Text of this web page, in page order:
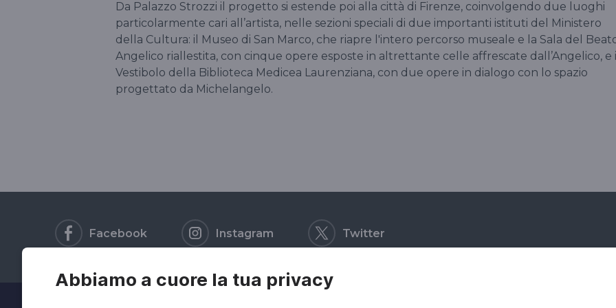
Abbiamo a cuore la tua privacy
Da Palazzo Strozzi il progetto si estende poi alla città di Firenze, coinvolgendo due luoghi
particolarmente cari all’artista, nelle sezioni speciali di due importanti istituti del Ministero
della Cultura: il Museo di San Marco, che riapre l'intero percorso museale e la Sala del
Angelico riallestita, con cinque opere esposte in altrettante celle affrescate dall’Angelico, e il
Vestibolo della Biblioteca Medicea Laurenziana, con due opere in dialogo con lo spazio
progettato da Michelangelo.
Facebook Instagram Twitter